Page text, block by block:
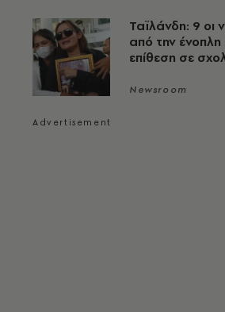
Ταϊλάνδη: 9 οι
από την ένοπλη
επίθεση σε
Newsroom